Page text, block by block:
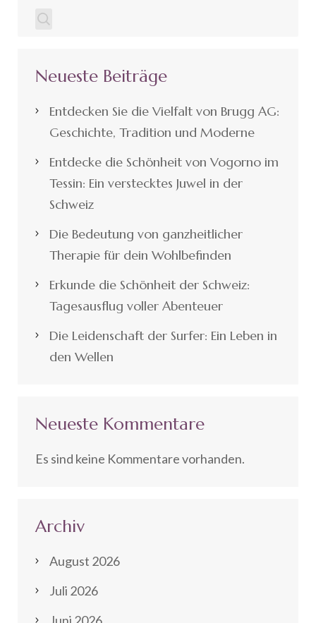
Neueste Beiträge
Entdecken Sie die Vielfalt von Brugg AG:
Geschichte, Tradition und Moderne
Entdecke die Schönheit von Vogorno im
Tessin: Ein verstecktes Juwel in der
Schweiz
Die Bedeutung von ganzheitlicher
Therapie für dein Wohlbefinden
Erkunde die Schönheit der Schweiz:
Tagesausflug voller Abenteuer
Die Leidenschaft der Surfer: Ein Leben in
den Wellen
Neueste Kommentare
Es sind keine Kommentare vorhanden.
Archiv
August 2026
Juli 2026